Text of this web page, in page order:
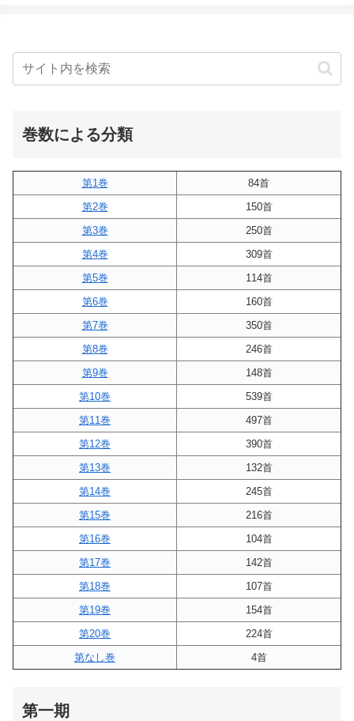
巻数による分類
第1巻
84首
第2巻
150首
第3巻
250首
第4巻
309首
第5巻
114首
第6巻
160首
第7巻
350首
第8巻
246首
第9巻
148首
第10巻
539首
第11巻
497首
第12巻
390首
第13巻
132首
第14巻
245首
第15巻
216首
第16巻
104首
第17巻
142首
第18巻
107首
第19巻
154首
第20巻
224首
第なし巻
4首
第一期